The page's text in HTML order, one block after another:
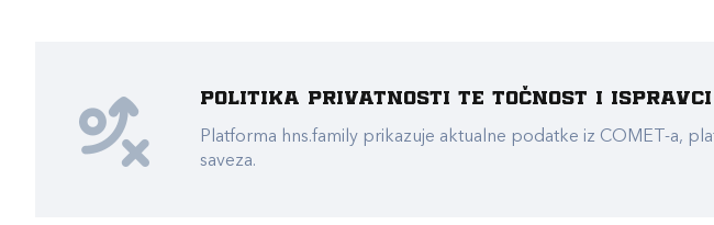
Politika privatnosti te točnost i ispravci
Platforma hns.family prikazuje aktualne podatke iz COMET-a,
saveza.